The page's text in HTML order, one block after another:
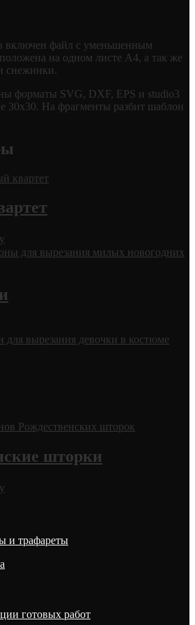
включен файл с уменьшенным
на одном листе А4, а так же
снежинки.
форматы SVG, DXF, EPS и studio3
30х30. На фрагменты разбит шаблон
шторки
трафареты
готовых работ